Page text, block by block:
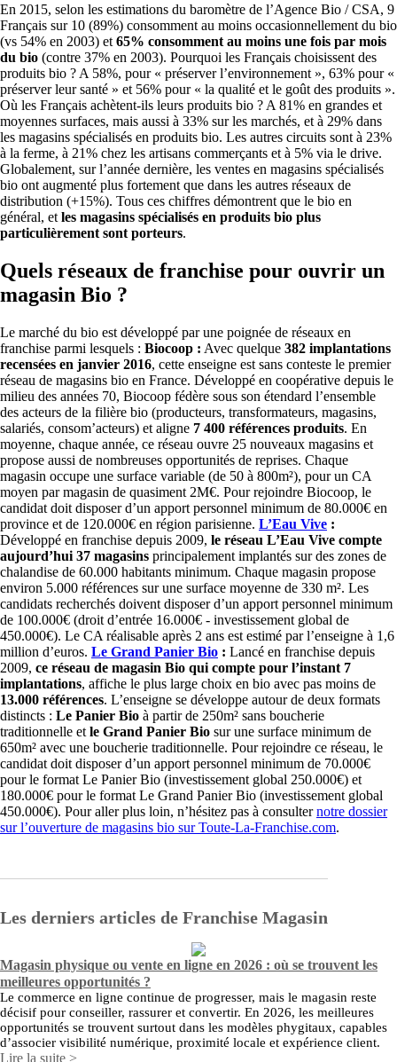
En 2015, selon les estimations du baromètre de l’Agence Bio / CSA, 9
Français sur 10 (89%) consomment au moins occasionnellement du bio
(vs 54% en 2003) et 65% consomment au moins une fois par mois
du bio (contre 37% en 2003). Pourquoi les Français choisissent des
produits bio ? A 58%, pour « préserver l’environnement », 63% pour «
préserver leur santé » et 56% pour « la qualité et le goût des produits ».
Où les Français achètent-ils leurs produits bio ? A 81% en grandes et
moyennes surfaces, mais aussi à 33% sur les marchés, et à 29% dans
les magasins spécialisés en produits bio. Les autres circuits sont à 23%
à la ferme, à 21% chez les artisans commerçants et à 5% via le drive.
Globalement, sur l’année dernière, les ventes en magasins spécialisés
bio ont augmenté plus fortement que dans les autres réseaux de
distribution (+15%). Tous ces chiffres démontrent que le bio en
général, et les magasins spécialisés en produits bio plus
particulièrement sont porteurs.
Quels réseaux de franchise pour ouvrir un
magasin Bio ?
Le marché du bio est développé par une poignée de réseaux en
franchise parmi lesquels : Biocoop : Avec quelque 382 implantations
recensées en janvier 2016, cette enseigne est sans conteste le premier
réseau de magasins bio en France. Développé en coopérative depuis le
milieu des années 70, Biocoop fédère sous son étendard l’ensemble
des acteurs de la filière bio (producteurs, transformateurs, magasins,
salariés, consom’acteurs) et aligne 7 400 références produits. En
moyenne, chaque année, ce réseau ouvre 25 nouveaux magasins et
propose aussi de nombreuses opportunités de reprises. Chaque
magasin occupe une surface variable (de 50 à 800m²), pour un CA
moyen par magasin de quasiment 2M€. Pour rejoindre Biocoop, le
candidat doit disposer d’un apport personnel minimum de 80.000€ en
province et de 120.000€ en région parisienne. L’Eau Vive :
Développé en franchise depuis 2009, le réseau L’Eau Vive compte
aujourd’hui 37 magasins principalement implantés sur des zones de
chalandise de 60.000 habitants minimum. Chaque magasin propose
environ 5.000 références sur une surface moyenne de 330 m². Les
candidats recherchés doivent disposer d’un apport personnel minimum
de 100.000€ (droit d’entrée 16.000€ - investissement global de
450.000€). Le CA réalisable après 2 ans est estimé par l’enseigne à 1,6
million d’euros. Le Grand Panier Bio : Lancé en franchise depuis
2009, ce réseau de magasin Bio qui compte pour l’instant 7
implantations, affiche le plus large choix en bio avec pas moins de
13.000 références. L’enseigne se développe autour de deux formats
distincts : Le Panier Bio à partir de 250m² sans boucherie
traditionnelle et le Grand Panier Bio sur une surface minimum de
650m² avec une boucherie traditionnelle. Pour rejoindre ce réseau, le
candidat doit disposer d’un apport personnel minimum de 70.000€
pour le format Le Panier Bio (investissement global 250.000€) et
180.000€ pour le format Le Grand Panier Bio (investissement global
450.000€). Pour aller plus loin, n’hésitez pas à consulternotre dossier
sur l’ouverture de magasins bio sur Toute-La-Franchise.com.
Les derniers articles de Franchise Magasin
Magasin physique ou vente en ligne en 2026 : où se trouvent les
meilleures opportunités ?
Le commerce en ligne continue de progresser, mais le magasin reste
décisif pour conseiller, rassurer et convertir. En 2026, les meilleures
opportunités se trouvent surtout dans les modèles phygitaux, capables
d’associer visibilité numérique, proximité locale et expérience client.
Lire la suite >